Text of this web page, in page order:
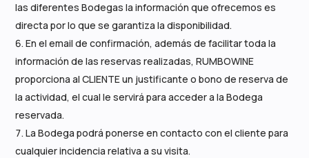
las diferentes Bodegas la información que ofrecemos es
directa por lo que se garantiza la disponibilidad.
En el email de confirmación, además de facilitar toda la
información de las reservas realizadas, RUMBOWINE
proporciona al CLIENTE un justificante o bono de reserva de
la actividad, el cual le servirá para acceder a la Bodega
reservada.
La Bodega podrá ponerse en contacto con el cliente para
cualquier incidencia relativa a su visita.